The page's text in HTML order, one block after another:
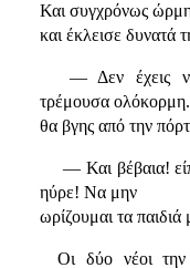
Και συγχρόνως
και έκλεισε δυνατά
— Δεν έχεις
τρέμουσα
θα βγης από την
— Και βέβαια!
ηύρε! Να μην
ωρίζουμαι τα παιδιά
Οι δύο νέοι